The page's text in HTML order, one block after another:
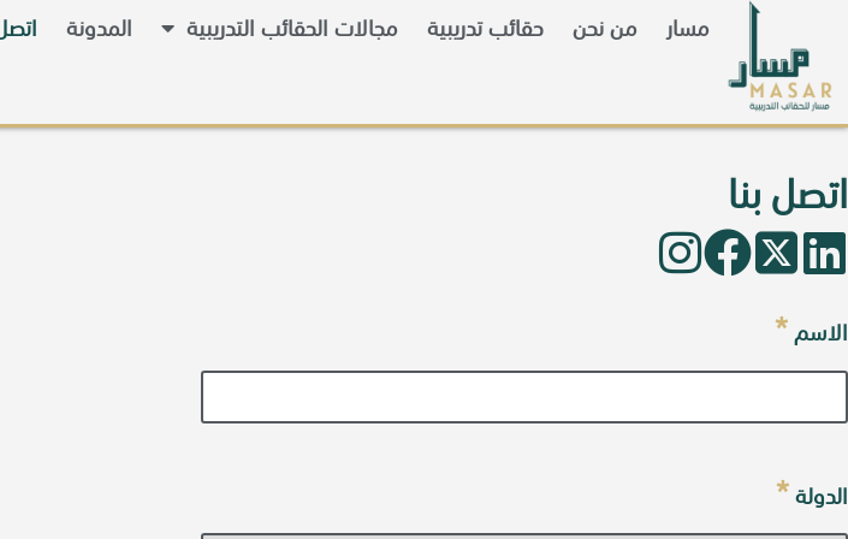
مسار من نحن حقائب تدريبية مجالات الحقائب التدريبية المدونة
اتصل بنا
الاسم*
الدولة*